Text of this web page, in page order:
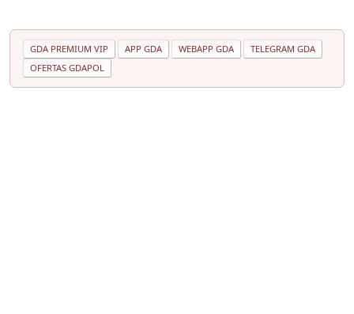
GDA PREMIUM VIP APP GDA WEBAPP GDA
TELEGRAM GDA
OFERTAS GDAPOL